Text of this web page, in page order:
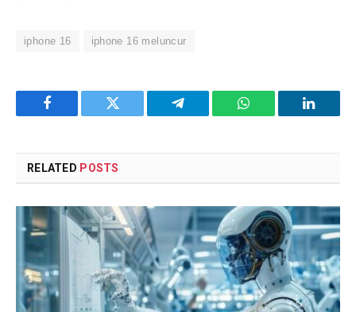
iphone 16 iphone 16 meluncur
Facebook Twitter Telegram WhatsApp
RELATED POSTS